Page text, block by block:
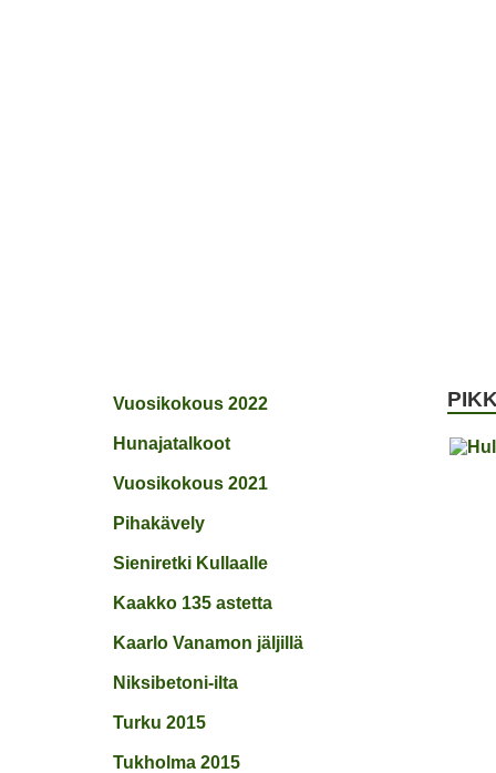
Vuosikokous 2022
Hunajatalkoot
Vuosikokous 2021
Pihakävely
Sieniretki Kullaalle
Kaakko 135 astetta
Kaarlo Vanamon jäljillä
Niksibetoni-ilta
Turku 2015
Tukholma 2015